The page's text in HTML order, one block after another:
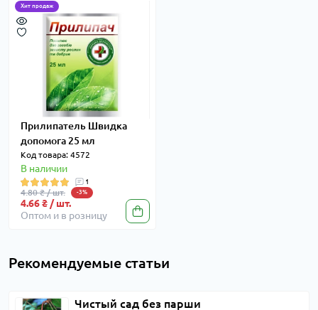
Хит продаж
Прилипатель Швидка
допомога 25 мл
Код товара: 4572
В наличии
1
4.80 ₴ / шт. -3%
4.66 ₴ / шт.
Оптом и в розницу
Рекомендуемые статьи
Чистый сад без парши